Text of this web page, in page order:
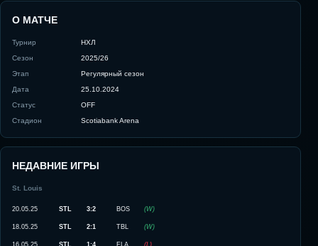
О МАТЧЕ
Турнир
НХЛ
Сезон
2025/26
Этап
Регулярный сезон
Дата
25.10.2024
Статус
OFF
Стадион
Scotiabank Arena
НЕДАВНИЕ ИГРЫ
St. Louis
20.05.25 STL 3:2 BOS (W)
18.05.25 STL 2:1 TBL (W)